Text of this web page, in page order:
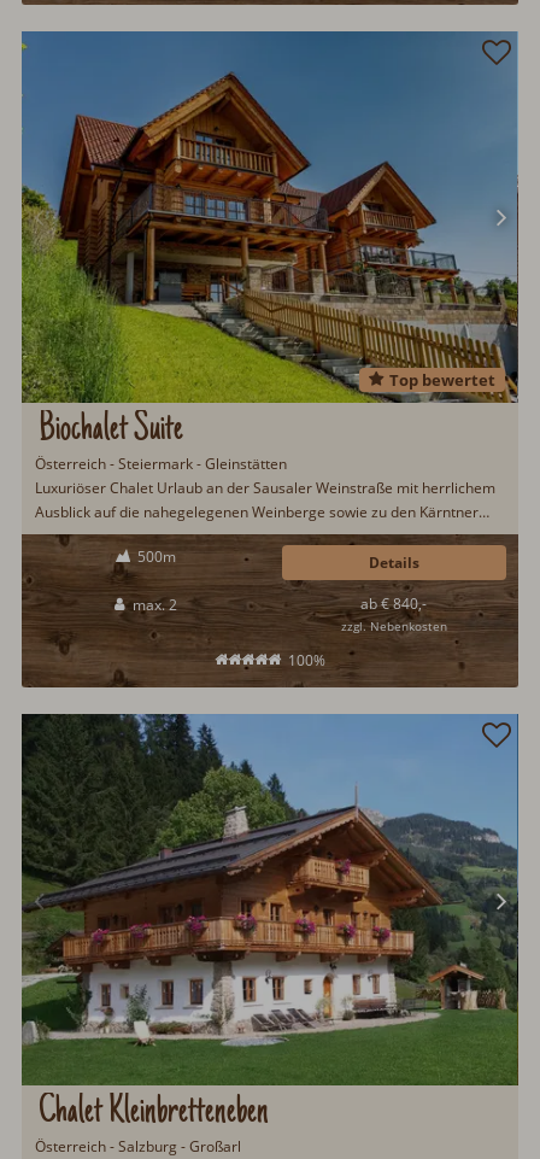
Biochalet Suite
Top bewertet
Österreich - Steiermark - Gleinstätten
Luxuriöser Chalet Urlaub an der Sausaler Weinstraße mit herrlichem
Ausblick auf die nahegelegenen Weinberge sowie zu den Kärntner
Alpen.
500m
max. 2
100%
ab € 840,-
zzgl. Nebenkosten
Details
Chalet Kleinbretteneben
Österreich - Salzburg - Großarl